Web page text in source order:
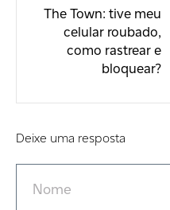
The Town: tive meu
celular roubado,
como rastrear e
bloquear?
Deixe uma resposta